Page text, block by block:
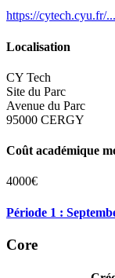
https://cytech.cyu.fr/...
Localisation
CY Tech
Site du Parc
Avenue du Parc
95000 CERGY
Coût académique
4000€
Période 1 :
Core